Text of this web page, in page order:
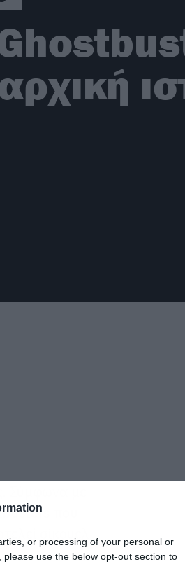
or processing of your personal or
use the below opt-out section to
Σύμφωνα με
που
σίκουελ